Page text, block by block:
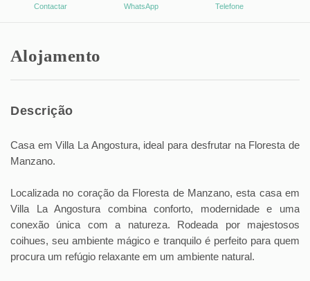
Contactar WhatsApp Telefone
Alojamento
Descrição
Casa em Villa La Angostura, ideal para desfrutar na Floresta de
Manzano.
Localizada no coração da Floresta de Manzano, esta casa em
Villa La Angostura combina conforto, modernidade e uma
conexão única com a natureza. Rodeada por majestosos
coihues, seu ambiente mágico e tranquilo é perfeito para quem
procura um refúgio relaxante em um ambiente natural.